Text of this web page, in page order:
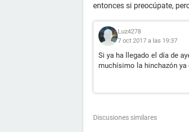
entonces si preocúpate,
Luz4278
7 oct 2017 a las 19:37
Si ya ha llegado el día de
muchísimo la hinchazón
Discusiones similares